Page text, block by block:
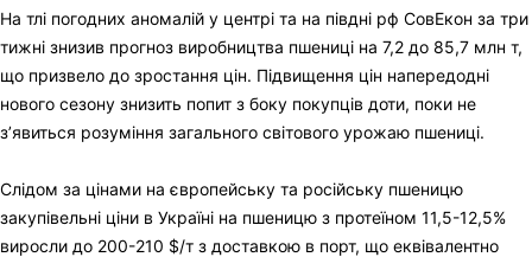
На тлі погодних аномалій у центрі та на півдні рф СовЕкон за три
тижні знизив прогноз виробництва пшениці на 7,2 до 85,7 млн т,
що призвело до зростання цін. Підвищення цін напередодні
нового сезону знизить попит з боку покупців доти, поки не
з’явиться розуміння загального світового урожаю пшениці.
Слідом за цінами на європейську та російську пшеницю
закупівельні ціни в Україні на пшеницю з протеїном 11,5-12,5%
виросли до 200-210 $/т з доставкою в порт, що еквівалентно